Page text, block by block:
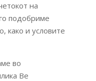
на
подобриме
како и условите
во
Ве